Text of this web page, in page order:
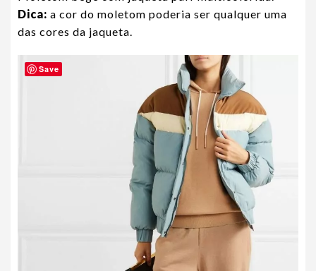
Dica: a cor do moletom poderia ser qualquer uma
das cores da jaqueta.
Save